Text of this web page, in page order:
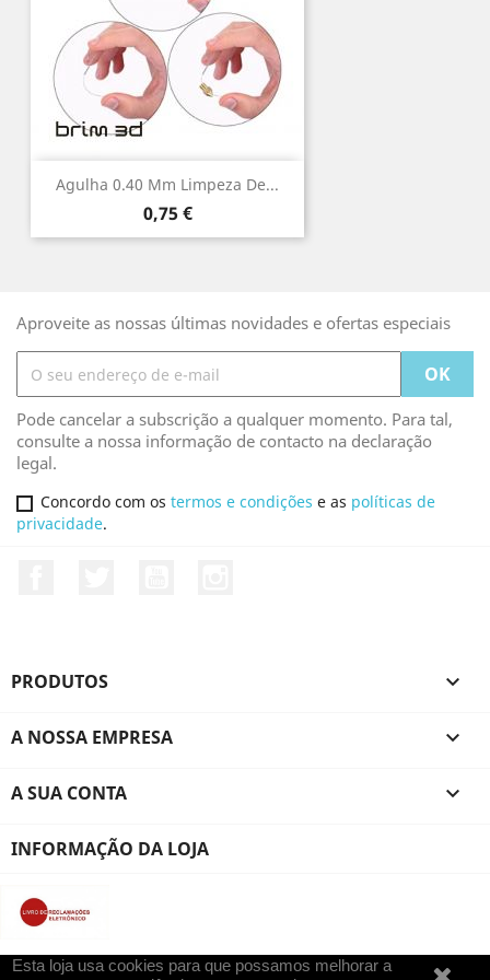
Agulha 0.40 Mm Limpeza De...
Preço
0,75 €
Aproveite as nossas últimas novidades e ofertas especiais
Pode cancelar a subscrição a qualquer momento. Para tal,
consulte a nossa informação de contacto na declaração
legal.
Concordo com os termos e condições e as políticas de
privacidade.
PRODUTOS 
A NOSSA EMPRESA 
A SUA CONTA 
INFORMAÇÃO DA LOJA
Esta loja usa cookies para que possamos melhorar a
© 2026 - brim3d | PrestaShop™